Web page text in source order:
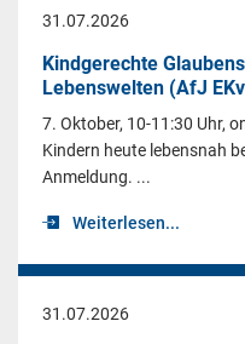
31.07.2026
Kindgerechte
Lebenswelten (AfJ
7. Oktober, 10-11:30 Uhr,
Kindern heute lebensnah
Anmeldung. ...
Weiterlesen...
31.07.2026